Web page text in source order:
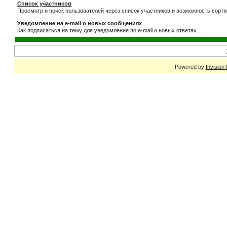
Список участников
Просмотр и поиск пользователей через список участников и возможность
Уведомление на e-mail о новых сообщениях
Как подписаться на тему для уведомления по e-mail о новых ответах.
Powered by Invision